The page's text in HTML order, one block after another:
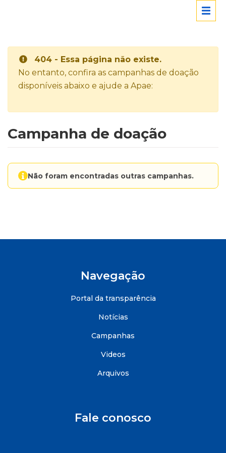
404 - Essa página não existe.
No entanto, confira as campanhas de doação
disponíveis abaixo e ajude a Apae:
Campanha de doação
Não foram encontradas outras campanhas.
Navegação
Portal da transparência
Notícias
Campanhas
Videos
Arquivos
Fale conosco